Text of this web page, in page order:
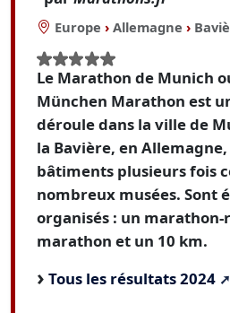
Europe › Allemagne ›
Le Marathon de Munich
München Marathon est
déroule dans la ville de
la Bavière, en
bâtiments plusieurs fois
nombreux musées. Sont
organisés : un marathon-
marathon et un 10 km.
Tous les résultats 2024